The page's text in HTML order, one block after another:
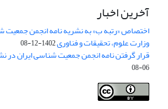
آخرین اخبار
اختصاص «رتبه ب» به نشریه نامه انجمن جمعیت
وزارت علوم، تحقیقات و فناوری1402-12-08
قرار گرفتن نامه انجمن جمعیت شناسی ایران در
06-08